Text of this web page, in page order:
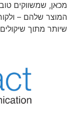
מכאן, שמשווקים
המוצר שלהם –
שיותר מתוך שיקולים